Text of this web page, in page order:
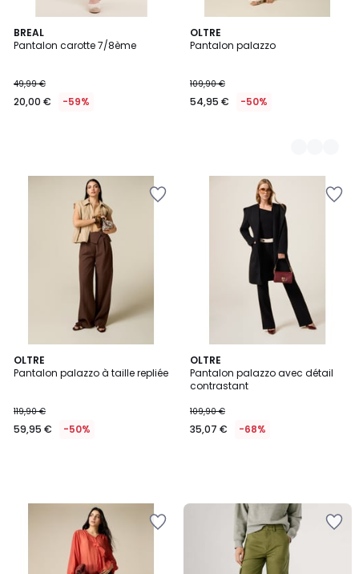
BREAL
Pantalon carotte 7/8ème
49,99 €
20,00 € -59%
OLTRE
Pantalon palazzo
109,90 €
54,95 € -50%
2
Couleurs
OLTRE
Pantalon palazzo à taille repliée
119,90 €
59,95 € -50%
OLTRE
Pantalon palazzo avec détail
contrastant
109,90 €
35,07 € -68%